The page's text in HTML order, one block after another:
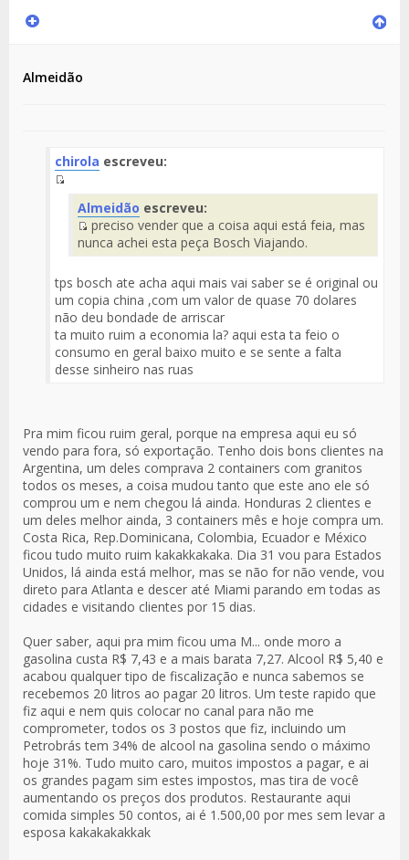
Almeidão
chirola escreveu:
Fuente
del
Mensaje
Almeidão escreveu:
Fuente
del
Mensaje
preciso vender que a coisa aqui está feia, mas
nunca achei esta peça Bosch Viajando.
tps bosch ate acha aqui mais vai saber se é original ou
um copia china ,com um valor de quase 70 dolares
não deu bondade de arriscar
ta muito ruim a economia la? aqui esta ta feio o
consumo en geral baixo muito e se sente a falta
desse sinheiro nas ruas
Pra mim ficou ruim geral, porque na empresa aqui eu só
vendo para fora, só exportação. Tenho dois bons clientes na
Argentina, um deles comprava 2 containers com granitos
todos os meses, a coisa mudou tanto que este ano ele só
comprou um e nem chegou lá ainda. Honduras 2 clientes e
um deles melhor ainda, 3 containers mês e hoje compra um.
Costa Rica, Rep.Dominicana, Colombia, Ecuador e México
ficou tudo muito ruim kakakkakaka. Dia 31 vou para Estados
Unidos, lá ainda está melhor, mas se não for não vende, vou
direto para Atlanta e descer até Miami parando em todas as
cidades e visitando clientes por 15 dias.
Quer saber, aqui pra mim ficou uma M... onde moro a
gasolina custa R$ 7,43 e a mais barata 7,27. Alcool R$ 5,40 e
acabou qualquer tipo de fiscalização e nunca sabemos se
recebemos 20 litros ao pagar 20 litros. Um teste rapido que
fiz aqui e nem quis colocar no canal para não me
comprometer, todos os 3 postos que fiz, incluindo um
Petrobrás tem 34% de alcool na gasolina sendo o máximo
hoje 31%. Tudo muito caro, muitos impostos a pagar, e ai
os grandes pagam sim estes impostos, mas tira de você
aumentando os preços dos produtos. Restaurante aqui
comida simples 50 contos, ai é 1.500,00 por mes sem levar a
esposa kakakakakkak